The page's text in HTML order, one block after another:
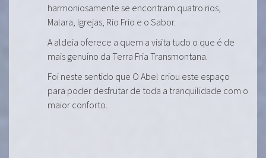
harmoniosamente se encontram quatro rios,
Malara, Igrejas, Rio Frio e o Sabor.
A aldeia oferece a quem a visita tudo o que é de
mais genuíno da Terra Fria Transmontana.
Foi neste sentido que O Abel criou este espaço
para poder desfrutar de toda a tranquilidade com o
maior conforto.